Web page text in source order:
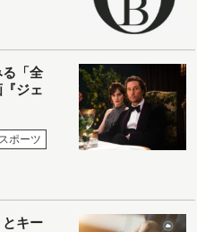
「全
ジェ
ポーツ
キー